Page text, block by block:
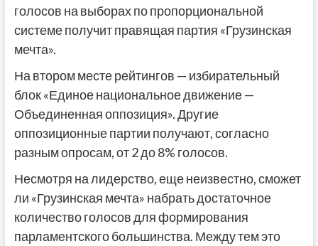
голосов на выборах по пропорциональной
системе получит правящая партия «Грузинская
мечта».
На втором месте рейтингов — избирательный
блок «Единое национальное движение —
Объединенная оппозиция». Другие
оппозиционные партии получают, согласно
разным опросам, от 2 до 8% голосов.
Несмотря на лидерство, еще неизвестно, сможет
ли «Грузинская мечта» набрать достаточное
количество голосов для формирования
парламентского большинства. Между тем это